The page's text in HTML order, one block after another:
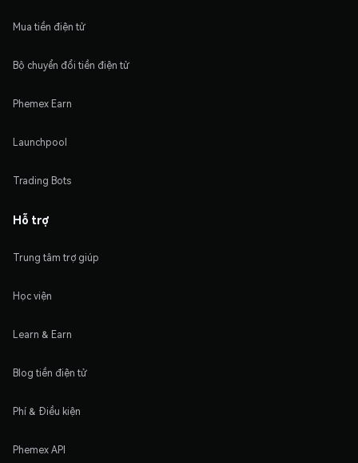
Mua tiền điện tử
Bộ chuyển đổi tiền điện tử
Phemex Earn
Launchpool
Trading Bots
Hỗ trợ
Trung tâm trợ giúp
Học viện
Learn & Earn
Blog tiền điện tử
Phí & Điều kiện
Phemex API